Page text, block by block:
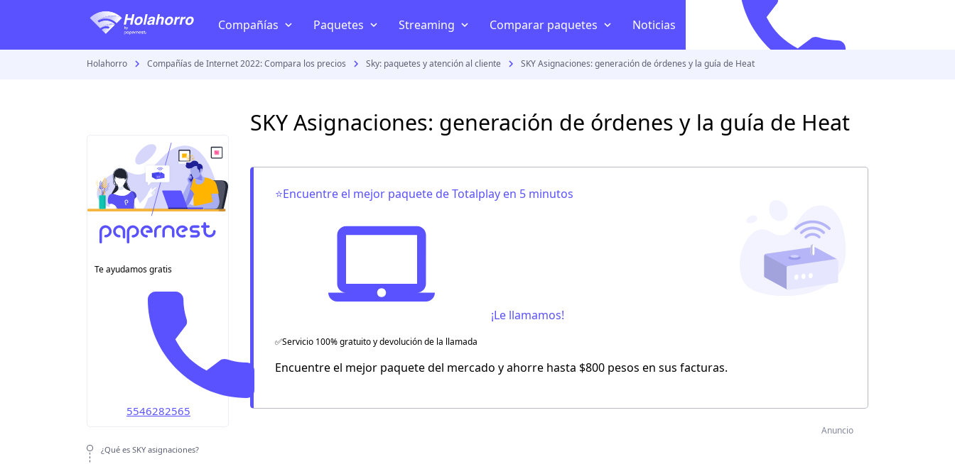
Compañías
Megacable
Totalplay
Dish
Sky
Telcel
Bait
Unefon
Flash Mobile
Weex
Paquetes
Internet inalámbrico
Streaming
HBO
Comparar paquetes
Izzi vs Totalplay
Noticias
800 444 1866
Holahorro Compañías de Internet 2022: Compara los precios Sky: paquetes y atención al cliente SKY Asignaciones: generación de órdenes y la guía de Heat
Te ayudamos gratis
5546282565
¿Qué es SKY asignaciones?
SKY Asignaciones: generación de órdenes y la guía de Heat
⭐Encuentre el mejor paquete de Totalplay en 5 minutos
¡Le llamamos!
✅Servicio 100% gratuito y devolución de la llamada
Encuentre el mejor paquete del mercado y ahorre hasta $800 pesos en sus facturas.
Anuncio